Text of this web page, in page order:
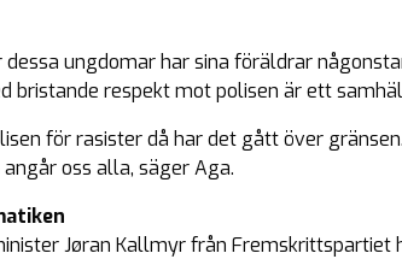
ungdomar har sina föräldrar
bristande respekt mot polisen är ett
för rasister då har det gått över
oss alla, säger Aga.
Jøran Kallmyr från